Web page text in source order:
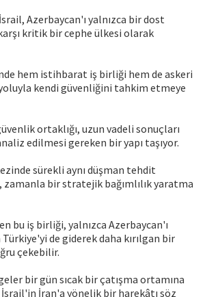
Azerbaycan'ı yalnızca bir dost
kritik bir cephe ülkesi olarak
hem istihbarat iş birliği hem de askeri
kendi güvenliğini tahkim etmeye
ortaklığı, uzun vadeli sonuçları
edilmesi gereken bir yapı taşıyor.
sürekli aynı düşman tehdit
zamanla bir stratejik bağımlılık yaratma
bu iş birliği, yalnızca Azerbaycan'ı
de giderek daha kırılgan bir
çekebilir.
bir gün sıcak bir çatışma ortamına
İran'a yönelik bir harekâtı söz